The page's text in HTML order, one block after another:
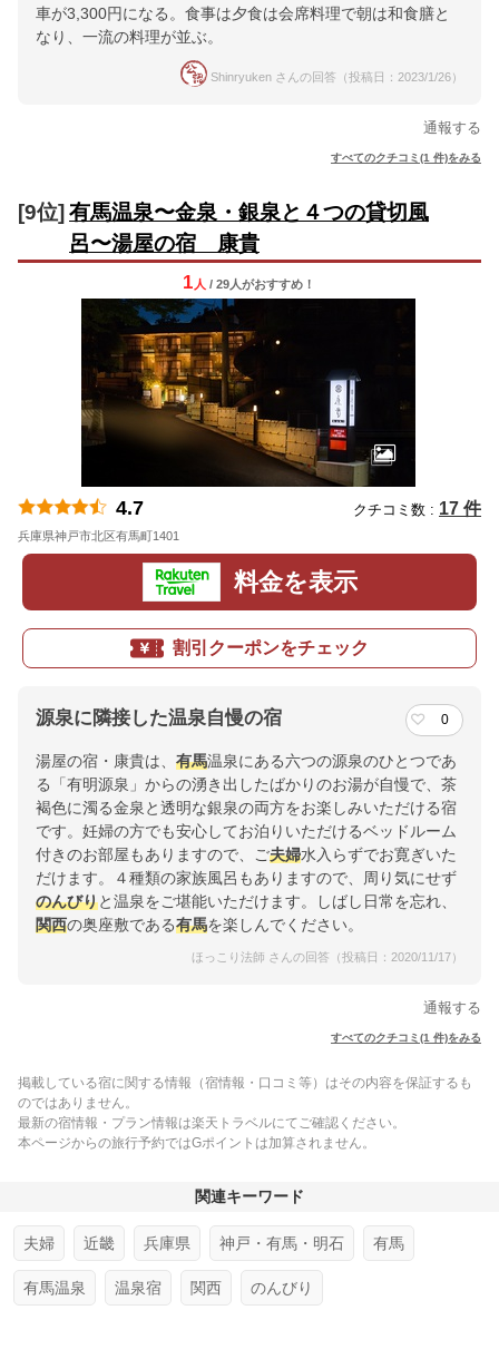
車が3,300円になる。食事は夕食は会席料理で朝は和食膳と
なり、一流の料理が並ぶ。
Shinryuken さんの回答（投稿日：2023/1/26）
通報する
すべてのクチコミ(1 件)をみる
[9位] 有馬温泉〜金泉・銀泉と４つの貸切風
呂〜湯屋の宿 康貴
1 人 / 29人がおすすめ！
4.7 クチコミ数 : 17 件
兵庫県神戸市北区有馬町1401
料金を表示
割引クーポンをチェック
源泉に隣接した温泉自慢の宿 0
湯屋の宿・康貴は、 有馬温泉にある六つの源泉のひとつであ
る「有明源泉」からの湧き出したばかりのお湯が自慢で、茶
褐色に濁る金泉と透明な銀泉の両方をお楽しみいただける宿
です。妊婦の方でも安心してお泊りいただけるベッドルーム
付きのお部屋もありますので、ご夫婦水入らずでお寛ぎいた
だけます。４種類の家族風呂もありますので、周り気にせず
のんびりと温泉をご堪能いただけます。しばし日常を忘れ、
関西の奥座敷である有馬を楽しんでください。
ほっこり法師 さんの回答（投稿日：2020/11/17）
通報する
すべてのクチコミ(1 件)をみる
掲載している宿に関する情報（宿情報・口コミ等）はその内容を保証するも
のではありません。
最新の宿情報・プラン情報は楽天トラベルにてご確認ください。
本ページからの旅行予約ではGポイントは加算されません。
関連キーワード
夫婦 近畿 兵庫県 神戸・有馬・明石 有馬
有馬温泉 温泉宿 関西 のんびり